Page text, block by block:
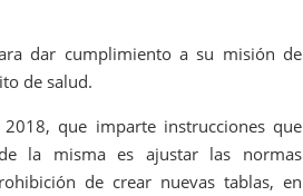
dar cumplimiento a su misión de
de salud.
que imparte instrucciones que
la misma es ajustar las normas
de crear nuevas tablas, en